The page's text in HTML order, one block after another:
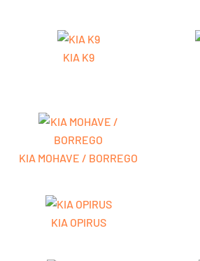
KIA K9
KIA MOHAVE / BORREGO
KIA OPIRUS